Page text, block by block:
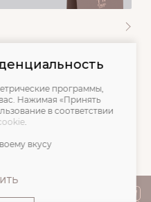
программы,
Нажимая «Принять
в соответствии
.
вкусу